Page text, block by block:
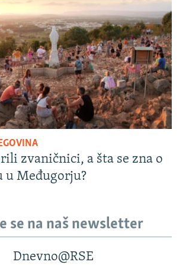
zvaničnici, a šta se zna o
u Međugorju?
se na naš newsletter
Dnevno@RSE